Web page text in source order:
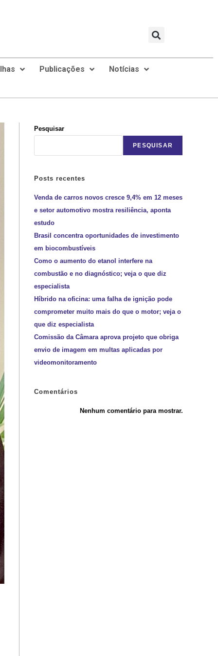
Publicações Notícias
Pesquisar
PESQUISAR
Posts recentes
Venda de carros novos cresce 9,4% em 12 meses
e setor automotivo mostra resiliência, aponta
estudo
Brasil concentra oportunidades de investimento
em biocombustíveis
Como o aumento do etanol interfere na
combustão e no diagnóstico; veja o que diz
especialista
Híbrido na oficina: uma falha de ignição pode
comprometer muito mais do que o motor; veja o
que diz especialista
Comissão da Câmara aprova projeto que obriga
envio de imagem em multas aplicadas por
videomonitoramento
Comentários
Nenhum comentário para mostrar.